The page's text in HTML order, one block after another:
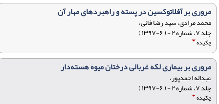
مروری بر آفلاتوکسین در پسته و راهبردهای مهار آن
محمد مرادی، سید رضا فانی،
جلد ۷، شماره ۲ - ( ۶-۱۳۹۷ )
چکیده
مروری بر بیماری لکه غربالی درختان میوه هسته‌دار
عبداله احمدپور،
جلد ۷، شماره ۲ - ( ۶-۱۳۹۷ )
چکیده